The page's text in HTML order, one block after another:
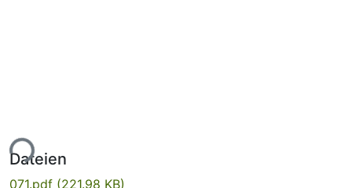
Dateien
071.pdf (221.98 KB)